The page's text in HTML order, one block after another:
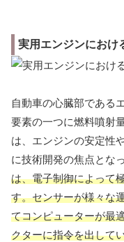
実用エンジンにおけ
自動車の心臓部である
要素の一つに燃料噴射
は、エンジンの安定性
に技術開発の焦点とな
は、電子制御によって
す。センサーが様々な
てコンピューターが最
クターに指令を出して